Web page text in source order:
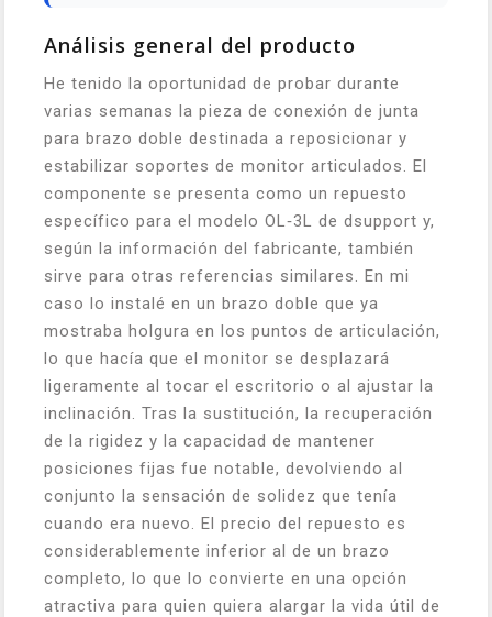
Análisis general del producto
He tenido la oportunidad de probar durante
varias semanas la pieza de conexión de junta
para brazo doble destinada a reposicionar y
estabilizar soportes de monitor articulados. El
componente se presenta como un repuesto
específico para el modelo OL‑3L de dsupport y,
según la información del fabricante, también
sirve para otras referencias similares. En mi
caso lo instalé en un brazo doble que ya
mostraba holgura en los puntos de articulación,
lo que hacía que el monitor se desplazará
ligeramente al tocar el escritorio o al ajustar la
inclinación. Tras la sustitución, la recuperación
de la rigidez y la capacidad de mantener
posiciones fijas fue notable, devolviendo al
conjunto la sensación de solidez que tenía
cuando era nuevo. El precio del repuesto es
considerablemente inferior al de un brazo
completo, lo que lo convierte en una opción
atractiva para quien quiera alargar la vida útil de